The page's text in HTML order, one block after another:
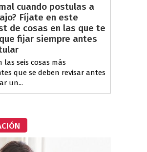
cuando postulas a
Fíjate en este
de cosas en las que te
fijar siempre antes
las seis cosas más
que se deben revisar antes
un...